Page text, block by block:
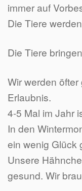
immer auf
Die Tiere
Die Tiere
Wir werden
Erlaubnis.
4-5 Mal im Jahr
In den
ein wenig Glück
Unsere
gesund. Wir